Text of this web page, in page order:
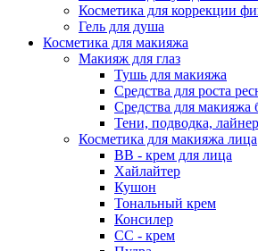
Косметика для коррекции
Гель для душа
Косметика для макияжа
Макияж для глаз
Тушь для макияжа
Средства для роста
Средства для макияжа
Тени, подводка, лайнер
Косметика для макияжа лица
ВВ - крем для лица
Хайлайтер
Кушон
Тональный крем
Консилер
СС - крем